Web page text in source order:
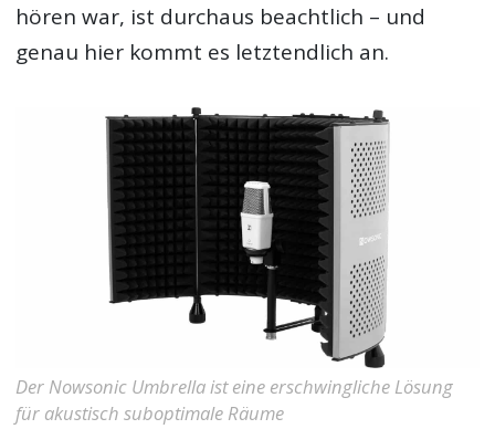
hören war, ist durchaus beachtlich – und
genau hier kommt es letztendlich an.
Der Nowsonic Umbrella ist eine erschwingliche Lösung
für akustisch suboptimale Räume